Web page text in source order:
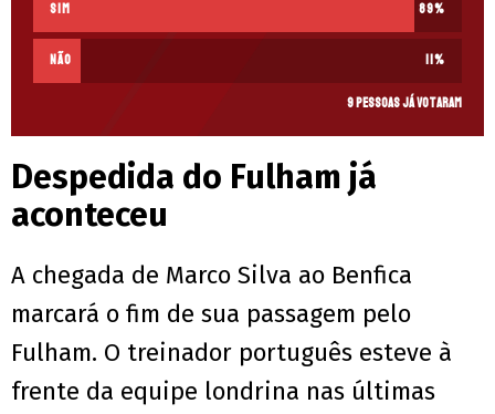
Sim 89%
Não 11%
9 pessoas já votaram
Despedida do Fulham já
aconteceu
A chegada de Marco Silva ao Benfica
marcará o fim de sua passagem pelo
Fulham. O treinador português esteve à
frente da equipe londrina nas últimas